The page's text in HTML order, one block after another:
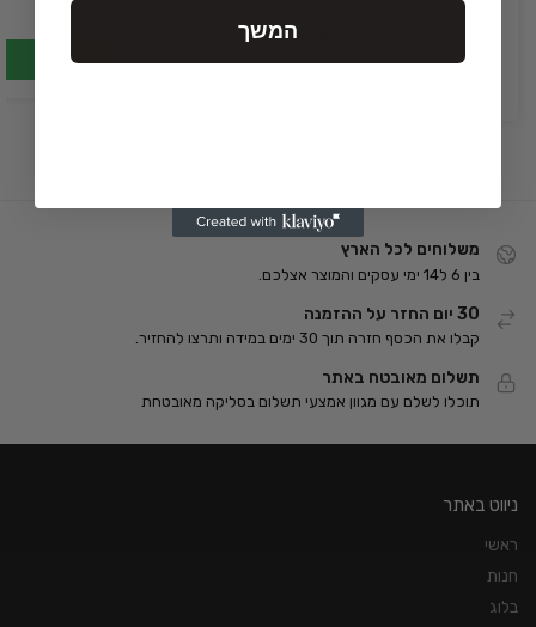
99.00
משלוחים לכל הארץ
בין 6 ל14 ימי עסקים והמוצר אצלכם.
30 יום החזר על ההזמנה
קבלו את הכסף חזרה תוך 30 ימים במידה ותרצו להחזיר.
תשלום מאובטח באתר
תוכלו לשלם עם מגוון אמצעי תשלום בסליקה מאובטחת
ניווט באתר
ראשי
חנות
בלוג
המשך